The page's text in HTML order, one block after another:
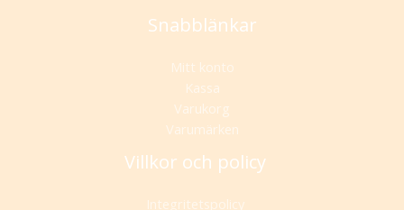
Snabblänkar
Mitt konto
Kassa
Varukorg
Varumärken
Villkor och policy
Integritetspolicy